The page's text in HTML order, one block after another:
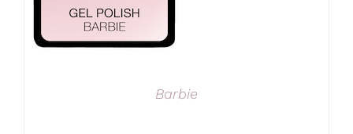
Barbie